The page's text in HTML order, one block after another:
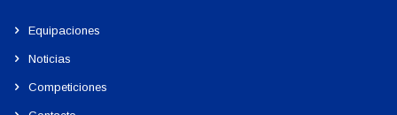
Equipaciones
Noticias
Competiciones